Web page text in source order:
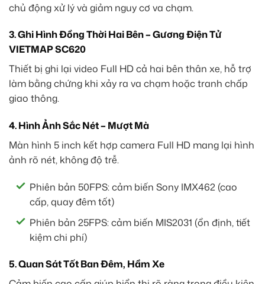
chủ động xử lý và giảm nguy cơ va chạm.
3. Ghi Hình Đồng Thời Hai Bên – Gương Điện Tử
VIETMAP SC620
Thiết bị ghi lại video Full HD cả hai bên thân xe, hỗ trợ
làm bằng chứng khi xảy ra va chạm hoặc tranh chấp
giao thông.
4. Hình Ảnh Sắc Nét – Mượt Mà
Màn hình 5 inch kết hợp camera Full HD mang lại hình
ảnh rõ nét, không độ trễ.
Phiên bản 50FPS: cảm biến Sony IMX462 (cao
cấp, quay đêm tốt)
Phiên bản 25FPS: cảm biến MIS2031 (ổn định, tiết
kiệm chi phí)
5. Quan Sát Tốt Ban Đêm, Hầm Xe